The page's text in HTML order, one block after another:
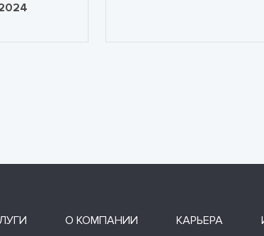
О КОМПАНИИ КАРЬЕРА